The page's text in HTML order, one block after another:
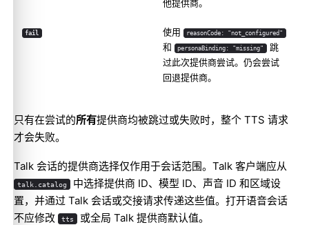
他提供商。
fail 使用 reasonCode: "not_configured"
和 personaBinding: "missing" 跳
过此次提供商尝试。仍会尝试
回退提供商。
只有在尝试的所有提供商均被跳过或失败时，整个 TTS 请求
才会失败。
Talk 会话的提供商选择仅作用于会话范围。Talk 客户端应从
talk.catalog 中选择提供商 ID、模型 ID、声音 ID 和区域设
置，并通过 Talk 会话或交接请求传递这些值。打开语音会话
不应修改
tts 或全局 Talk 提供商默认值。